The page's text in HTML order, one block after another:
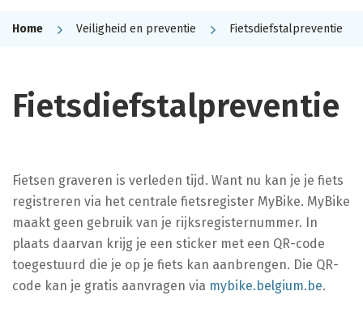
Home Veiligheid en preventie Fietsdiefstalpreventie
Fietsdiefstalpreventie
Fietsen graveren is verleden tijd. Want nu kan je je fiets
registreren via het centrale fietsregister MyBike. MyBike
maakt geen gebruik van je rijksregisternummer. In
plaats daarvan krijg je een sticker met een QR-code
toegestuurd die je op je fiets kan aanbrengen. Die QR-
code kan je gratis aanvragen via mybike.belgium.be.